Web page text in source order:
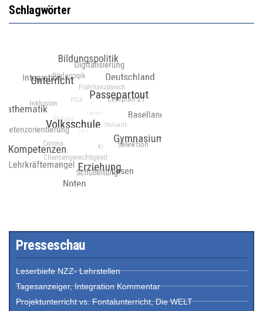
Schlagwörter
Presseschau
Leserbiefe NZZ- Lehrstellen
Tagesanzeiger, Integration Kommentar
Projektunterricht vs. Fontalunterricht, Die WELT